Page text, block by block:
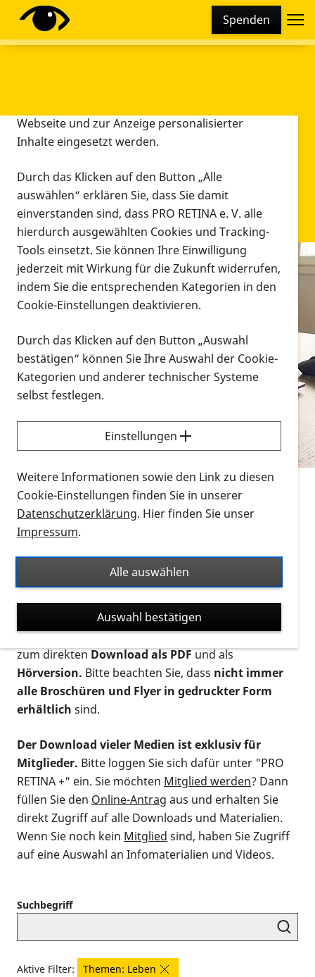
Spenden
Infomaterial
Infomaterial
Vorlesen
Alle Infomaterialien in verschiedenen
Formaten an einem Ort
Sie möchten wissen, wie Sie nach Infonmaterial
suchen und dieses bestellen bzw. herunterladen
können? Schauen Sie sich dieErklärvideos zum
Thema Infomaterial auf der PRO RETINA-Website
für blinde und sehbehinderte Menschen an.
Auf dieser Seite finden Sie sämtliches Infomaterial
Ort. Nutzen Sie den Formatfilter, um ausschließlich
nach Flyern und Broschüren, Audios oder Videos zu
suchen. Die meisten Flyer und Broschüren werden in
verschiedenen Formaten angeboten: zur
postalischen Bestellung als gedruckte Variante
zum direktenDownload als PDFund als
Hörversion. Bitte beachten Sie, dass nicht immer
alle Broschüren und Flyer in gedruckter Form
erhältlich sind.
Der Download vieler Medien ist exklusiv für
Mitglieder. Bitte loggen Sie sich dafür unter "PRO
RETINA +" ein. Sie möchten Mitglied werden? Dann
füllen Sie den Online-Antrag aus und erhalten Sie
direkt Zugriff auf alle Downloads und Materialien.
Wenn Sie noch kein Mitglied sind, haben Sie Zugriff
auf eine Auswahl an Infomaterialien und Videos.
Suchbegriff
Aktive Filter:
Themen: Leben
Diese Webseite setzt verschiedene Cookies und
Tracking-Tools ein. Dies beinhaltet Cookies und
Webseite und zur Anzeige personalisierter
Inhalte eingesetzt werden.
Durch das Klicken auf den Button „Alle
auswählen“ erklären Sie, dass Sie damit
einverstanden sind, dass PRO RETINA e. V. alle
hierdurch ausgewählten Cookies und Tracking-
Tools einsetzt. Sie können Ihre Einwilligung
jederzeit mit Wirkung für die Zukunft widerrufen,
indem Sie die entsprechenden Kategorien in den
Cookie-Einstellungen deaktivieren.
Durch das Klicken auf den Button „Auswahl
bestätigen“ können Sie Ihre Auswahl der Cookie-
Kategorien und anderer technischer Systeme
selbst festlegen.
Einstellungen
Weitere Informationen sowie den Link zu diesen
Cookie-Einstellungen finden Sie in unserer
Datenschutzerklärung. Hier finden Sie unser
Impressum.
Alle auswählen
Auswahl bestätigen